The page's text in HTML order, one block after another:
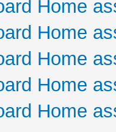
Home
Home
Home
Home
Home